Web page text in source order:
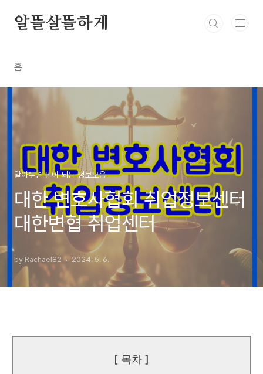
알뜰살뜰하게
홈
알아두면 돈이 되는 정보모음
대한 변호사협회 취업정보센터
대한변협 취업센터
by Rachael82 2024. 5. 6.
[ 목차 ]